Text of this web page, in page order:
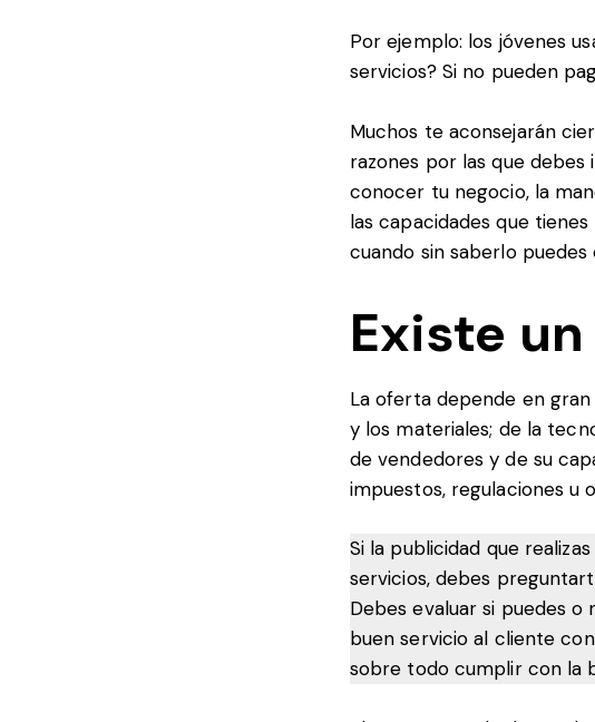
Por ejemplo: los jóvenes
servicios? Si no pueden
Muchos te aconsejarán
razones por las que
conocer tu negocio, la
las capacidades que
cuando sin saberlo
Existe
La oferta depende en
y los materiales; de la
de vendedores y de su
impuestos, regulaciones u
Si la publicidad que
servicios, debes
Debes evaluar si puedes
buen servicio al cliente
sobre todo cumplir con la